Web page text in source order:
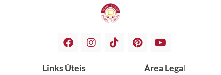
Links Úteis Área Legal